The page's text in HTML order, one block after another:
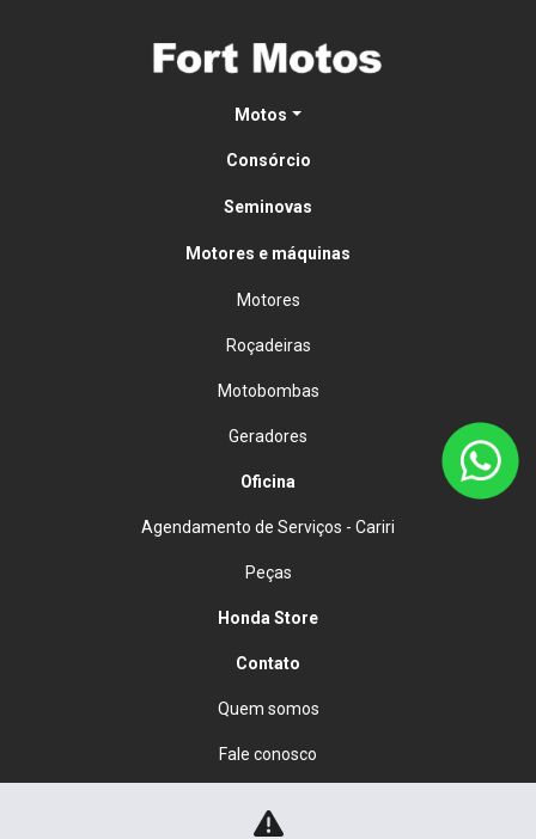
Motos
Consórcio
Seminovas
Motores e máquinas
Motores
Roçadeiras
Motobombas
Geradores
Oficina
Agendamento de Serviços - Cariri
Peças
Honda Store
Contato
Quem somos
Fale conosco